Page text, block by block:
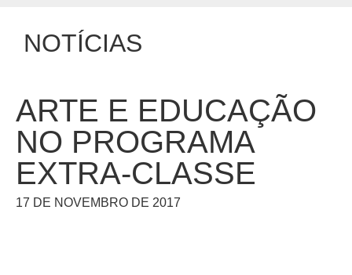
NOTÍCIAS
ARTE E EDUCAÇÃO
NO PROGRAMA
EXTRA-CLASSE
17 DE NOVEMBRO DE 2017